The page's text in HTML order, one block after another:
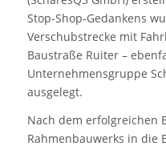
Stop-Shop-Gedankens
Verschubstrecke mit
Baustraße Ruiter –
Unternehmensgruppe
ausgelegt.
Nach dem erfolgreichen
Rahmenbauwerks in die